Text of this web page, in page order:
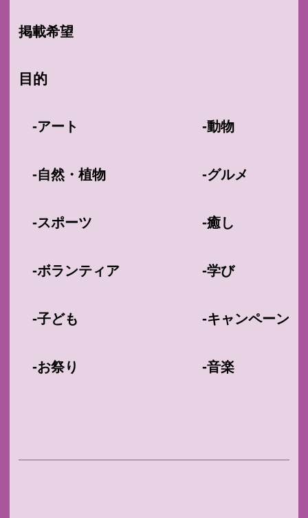
掲載希望
目的
-アート
-自然・植物
-スポーツ
-ボランティア
-子ども
-お祭り
-動物
-グルメ
-癒し
-学び
-キャンペーン
-音楽